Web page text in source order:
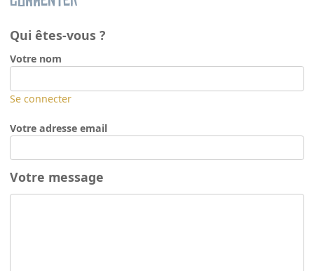
Qui êtes-vous ?
Votre nom
Se connecter
Votre adresse email
Votre message